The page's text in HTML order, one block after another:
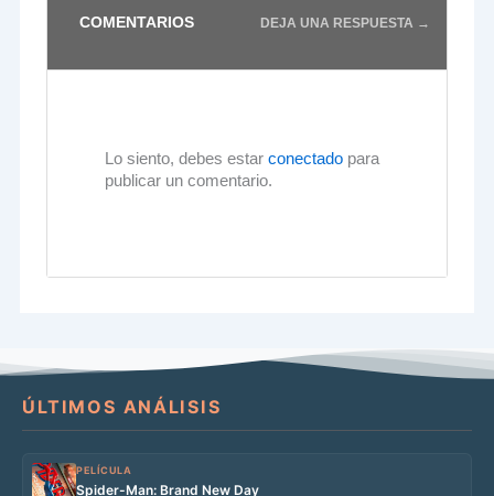
COMENTARIOS DEJA UNA RESPUESTA →
Lo siento, debes estar conectadopara
publicar un comentario.
ÚLTIMOS ANÁLISIS
PELÍCULA
Spider-Man: Brand New Day